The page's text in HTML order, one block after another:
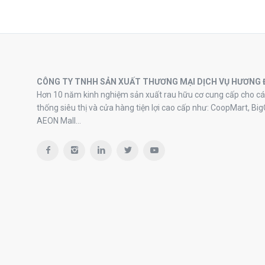
CÔNG TY TNHH SẢN XUẤT THƯƠNG MẠI DỊCH VỤ HƯƠNG
Hơn 10 năm kinh nghiệm sản xuất rau hữu cơ cung cấp cho
thống siêu thị và cửa hàng tiện lợi cao cấp như: CoopMart,
AEON Mall…